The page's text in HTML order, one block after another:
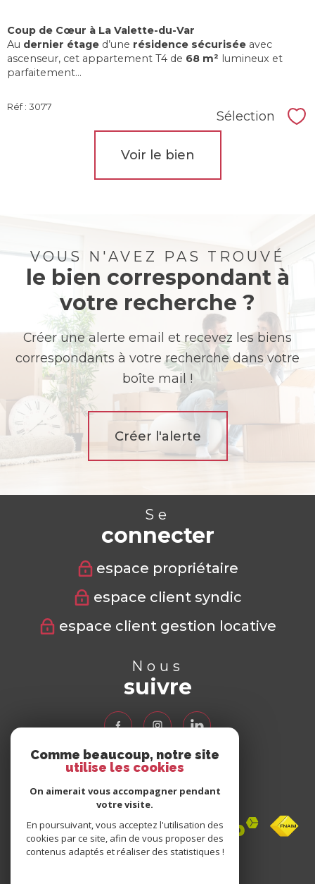
Coup de Cœur à La Valette-du-Var
Au dernier étage d’une résidence sécurisée avec
ascenseur, cet appartement T4 de 68 m² lumineux et
parfaitement...
Réf : 3077
Sélection
Voir le bien
VOUS N'AVEZ PAS TROUVÉ
le bien correspondant à
votre recherche ?
Créer une alerte email et recevez les biens
correspondants à votre recherche dans votre
boîte mail !
Créer l'alerte
Se
connecter
espace propriétaire
espace client syndic
espace client gestion locative
Nous
suivre
Nous
adhérons
Comme beaucoup, notre site
utilise les cookies
On aimerait vous accompagner pendant
votre visite.
En poursuivant, vous acceptez l'utilisation des
cookies par ce site, afin de vous proposer des
contenus adaptés et réaliser des statistiques !